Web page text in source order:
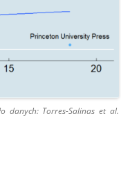
danych: Torres-Salinas et al.